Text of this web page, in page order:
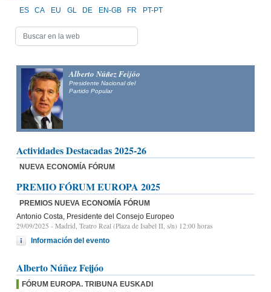
ES CA EU GL DE EN-GB FR PT-PT
Alberto Núñez Feijóo
Presidente Nacional del
Partido Popular
Actividades Destacadas 2025-26
NUEVA ECONOMÍA FÓRUM
PREMIO FÓRUM EUROPA 2025
PREMIOS NUEVA ECONOMÍA FÓRUM
Antonio Costa, Presidente del Consejo Europeo
29/09/2025 - Madrid, Teatro Real (Plaza de Isabel II, s/n) 12:00 horas
Información del evento
Alberto Núñez Feijóo
FÓRUM EUROPA. TRIBUNA EUSKADI